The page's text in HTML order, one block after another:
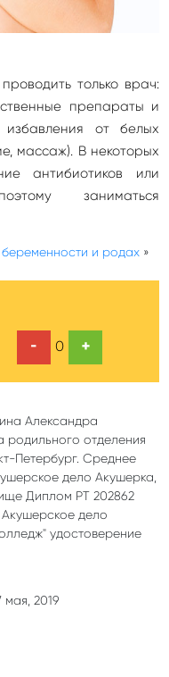
только врач:
препараты и
от белых
массаж). В некоторых
антибиотиков или
заниматься
и родах »
- 0 +
Александра
отделения
Петербург. Среднее
дело Акушерка,
Диплом РТ 202862
Акушерское дело
удостоверение
2019